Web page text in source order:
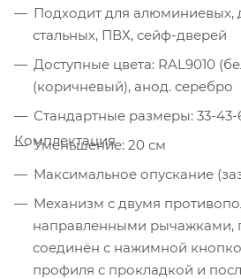
Подходит для алюминиевых,
стальных, ПВХ, сейф-дверей
Доступные цвета: RAL9010
(коричневый), анод. серебро
Стандартные размеры: 33-43-
Уменьшение: 20 см
Максимальное опускание
Механизм с двумя
направленными рычажками,
соединён с нажимной
профиля с прокладкой и
Комплектация